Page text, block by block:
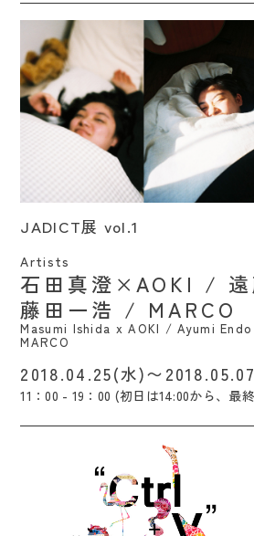
Ayumi Endo / ko-ta shouji / Yumeka
JADICT展 vol.1
Artists
石田真澄×AOKI /
藤田一浩 / MARCO
Masumi Ishida x AOKI / Ayumi
MARCO
2018.04.25(水)〜
11：00 - 19：00 (初日は14:00から、最